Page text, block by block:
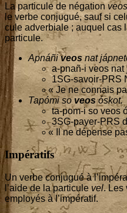
La par­ti­cule de néga­tion veos
le verbe conju­gué, sauf si
cule adver­biale ; auquel cas
particule.
Apnáñiveos nat
a‑pnañ‑i veos nat
1SG-savoir-PRS
«Je ne connais
Tapó­mi soveosóskot.
ta-pom‑i so veos
3SG-payer-PRS
«Il ne dépense
Impératifs
Un verbe conju­gué à
l’aide de la par­ti­cule vel. Les
employés à l’impératif.